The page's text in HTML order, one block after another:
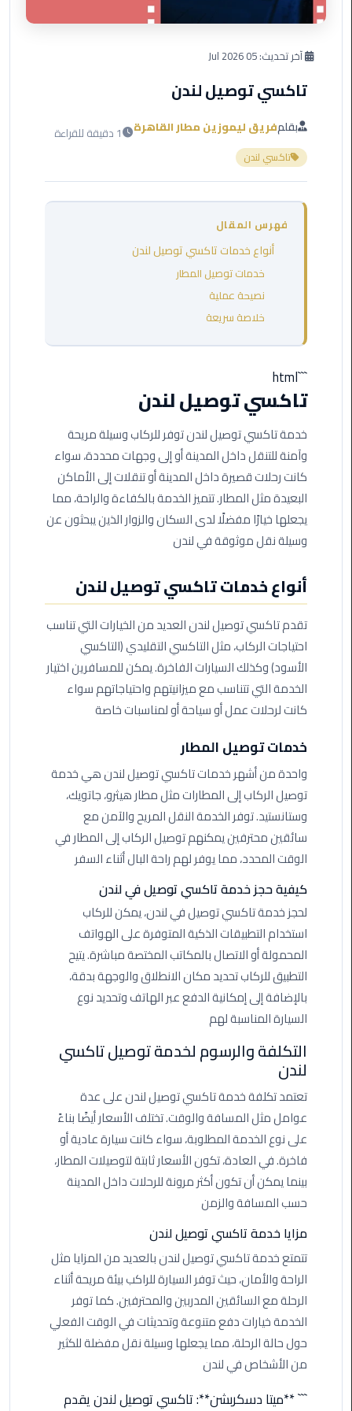
العرب
دهب
ليموزين
العرب
ليموزين
العرب
مرسي
ليموزين
العالمين
ليموزين
مطار
العرب
اسكندرية
ليموزين
مطار
العرب
الاسكندرية
ليموزين
مطار
العرب
ليموزين
مطار
العرب
سارات
مرسيدس
ليموزين
اسكندرية
ليموزين
الساحل
الشمالي
العين
السخنة
ليموزين
الشيخ
آخر تحديث:05 Jul 2026
تاكسي توصيل لندن
بقلمفريق ليموزين مطار القاهرة 1 دقيقة للقراءة
تاكسي لندن
فهرس المقال
أنواع خدمات تاكسي توصيل لندن
خدمات توصيل المطار
نصيحة عملية
خلاصة سريعة
```html
تاكسي توصيل لندن
خدمة تاكسي توصيل لندن توفر للركاب وسيلة مريحة
وآمنة للتنقل داخل المدينة أو إلى وجهات محددة، سواء
كانت رحلات قصيرة داخل المدينة أو تنقلات إلى الأماكن
البعيدة مثل المطار. تتميز الخدمة بالكفاءة والراحة، مما
يجعلها خيارًا مفضلًا لدى السكان والزوار الذين يبحثون عن
وسيلة نقل موثوقة في لندن
أنواع خدمات تاكسي توصيل لندن
تقدم تاكسي توصيل لندن العديد من الخيارات التي تناسب
احتياجات الركاب، مثل التاكسي التقليدي (التاكسي
الأسود) وكذلك السيارات الفاخرة. يمكن للمسافرين اختيار
الخدمة التي تتناسب مع ميزانيتهم واحتياجاتهم سواء
كانت لرحلات عمل أو سياحة أو لمناسبات خاصة
خدمات توصيل المطار
واحدة من أشهر خدمات تاكسي توصيل لندن هي خدمة
توصيل الركاب إلى المطارات مثل مطار هيثرو، جاتويك،
وستانستيد. توفر الخدمة النقل المريح والآمن مع
سائقين محترفين يمكنهم توصيل الركاب إلى المطار في
الوقت المحدد، مما يوفر لهم راحة البال أثناء السفر
كيفية حجز خدمة تاكسي توصيل في لندن
لحجز خدمة تاكسي توصيل في لندن، يمكن للركاب
استخدام التطبيقات الذكية المتوفرة على الهواتف
المحمولة أو الاتصال بالمكاتب المختصة مباشرة. يتيح
التطبيق للركاب تحديد مكان الانطلاق والوجهة بدقة،
بالإضافة إلى إمكانية الدفع عبر الهاتف وتحديد نوع
السيارة المناسبة لهم
التكلفة والرسوم لخدمة توصيل تاكسي
لندن
تعتمد تكلفة خدمة تاكسي توصيل لندن على عدة
عوامل مثل المسافة والوقت. تختلف الأسعار أيضًا بناءً
على نوع الخدمة المطلوبة، سواء كانت سيارة عادية أو
فاخرة. في العادة، تكون الأسعار ثابتة لتوصيلات المطار،
بينما يمكن أن تكون أكثر مرونة للرحلات داخل المدينة
حسب المسافة والزمن
مزايا خدمة تاكسي توصيل لندن
تتمتع خدمة تاكسي توصيل لندن بالعديد من المزايا مثل
الراحة والأمان، حيث توفر السيارة للراكب بيئة مريحة أثناء
الرحلة مع السائقين المدربين والمحترفين. كما توفر
الخدمة خيارات دفع متنوعة وتحديثات في الوقت الفعلي
حول حالة الرحلة، مما يجعلها وسيلة نقل مفضلة للكثير
من الأشخاص في لندن
``` **ميتا دسكربشن**: تاكسي توصيل لندن يقدم